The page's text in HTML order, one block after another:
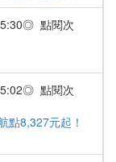
點閱次
點閱次
點8,327元起！